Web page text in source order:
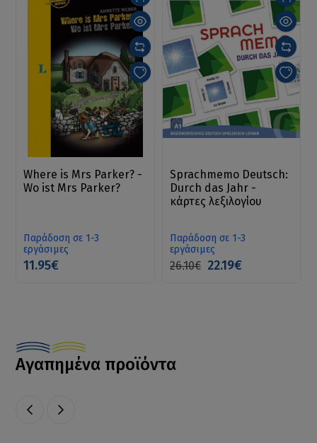
Where is Mrs Parker? -
Wo ist Mrs Parker?
Παράδοση σε 1-3
εργάσιμες
11.95€
Sprachmemo Deutsch:
Durch das Jahr -
κάρτες λεξιλογίου
Παράδοση σε 1-3
εργάσιμες
26.10€ 22.19€
Αγαπημένα προϊόντα